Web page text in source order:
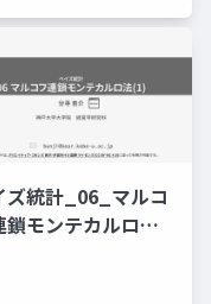
ズ統計_06_マルコ
鎖モンテカルロ法